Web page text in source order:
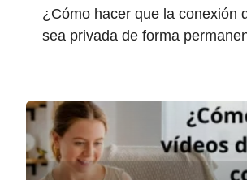
¿Cómo hacer que la conexión
sea privada de forma